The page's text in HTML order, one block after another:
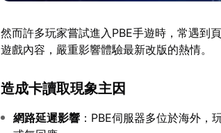
然而許多玩家嘗試進入PBE手遊時，常遇到
遊戲內容，嚴重影響體驗最新改版的熱情。
造成卡讀取現象主因
網路延遲影響 ：PBE伺服器多位於海外